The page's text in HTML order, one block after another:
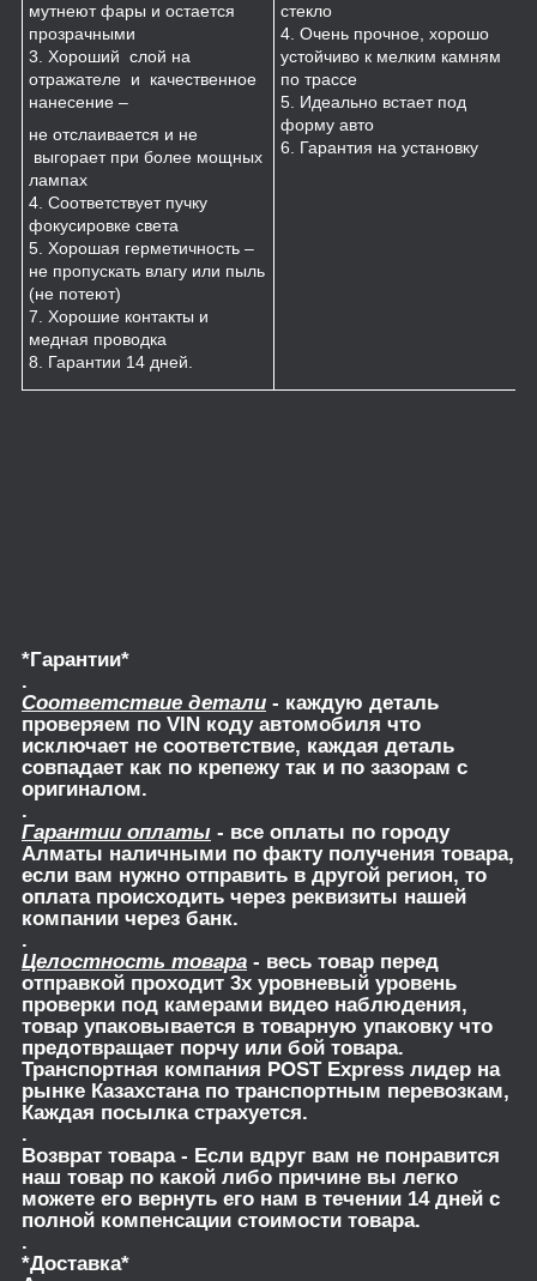
мутнеют фары и остается
прозрачными
3. Хороший слой на
отражателе и качественное
нанесение –
не отслаивается и не
выгорает при более мощных
лампах
4. Соответствует пучку
фокусировке света
5. Хорошая герметичность –
не пропускать влагу или пыль
(не потеют)
7. Хорошие контакты и
медная проводка
8. Гарантии 14 дней.
стекло
4. Очень прочное, хорошо
устойчиво к мелким камням
по трассе
5. Идеально встает под
форму авто
6. Гарантия на установку
*Гарантии*
.
Соответствие детали - каждую деталь
проверяем по VIN коду автомобиля что
исключает не соответствие, каждая деталь
совпадает как по крепежу так и по зазорам с
оригиналом.
.
Гарантии оплаты - все оплаты по городу
Алматы наличными по факту получения товара,
если вам нужно отправить в другой регион, то
оплата происходить через реквизиты нашей
компании через банк.
.
Целостность товара - весь товар перед
отправкой проходит 3х уровневый уровень
проверки под камерами видео наблюдения,
товар упаковывается в товарную упаковку что
предотвращает порчу или бой товара.
Транспортная компания POST Express лидер на
рынке Казахстана по транспортным перевозкам,
Каждая посылка страхуется.
.
Возврат товара- Если вдруг вам не понравится
наш товар по какой либо причине вы легко
можете его вернуть его нам в течении 14 дней с
полной компенсации стоимости товара.
.
*Доставка*